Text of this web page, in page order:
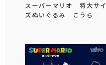
スーパーマリオ 特大サイ
ズぬいぐるみ こうら